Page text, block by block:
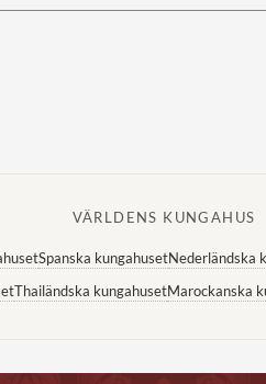
VÄRLDENS KUNGAHUS
Spanska kungahusetNederländska
Thailändska kungahusetMarockanska